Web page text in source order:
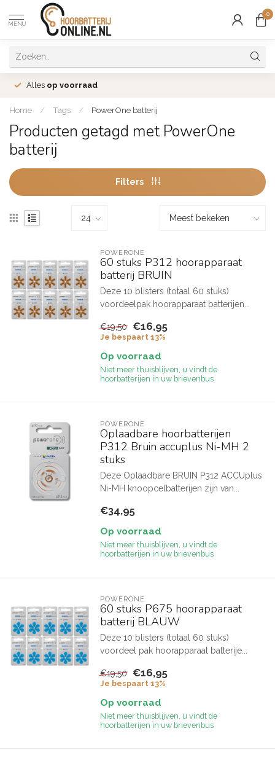
MENU
0
Alles op voorraad
Home / Tags / PowerOne batterij
Producten getagd met PowerOne
batterij
Filters
POWERONE
60 stuks P312 hoorapparaat
batterij BRUIN
Deze 10 blisters (totaal 60 stuks)
voordeelpak hoorapparaat batterijen...
€19,50 €16,95
Je bespaart 13%
Op voorraad
Niet meer thuisblijven, u vindt de
hoorbatterijen in uw brievenbus
POWERONE
Oplaadbare hoorbatterijen
P312 Bruin accuplus Ni-MH 2
stuks
Deze Oplaadbare BRUIN P312 ACCUplus
Ni-MH knoopcelbatterijen zijn van...
€34,95
Op voorraad
Niet meer thuisblijven, u vindt de
hoorbatterijen in uw brievenbus
POWERONE
60 stuks P675 hoorapparaat
batterij BLAUW
Deze 10 blisters (totaal 60 stuks)
voordeel pak hoorapparaat batterije...
€19,50 €16,95
Je bespaart 13%
Op voorraad
Niet meer thuisblijven, u vindt de
hoorbatterijen in uw brievenbus